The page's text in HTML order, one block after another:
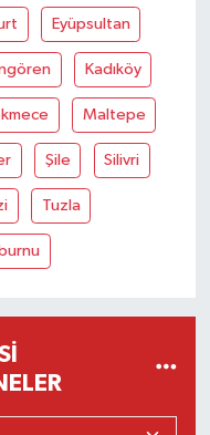
Eyüpsultan
Kadıköy
Maltepe
Şile Silivri
Tuzla